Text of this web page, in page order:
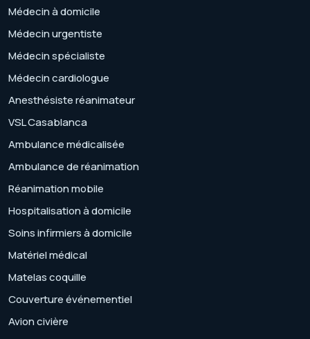
Médecin à domicile
Médecin urgentiste
Médecin spécialiste
Médecin cardiologue
Anesthésiste réanimateur
VSL Casablanca
Ambulance médicalisée
Ambulance de réanimation
Réanimation mobile
Hospitalisation à domicile
Soins infirmiers à domicile
Matériel médical
Matelas coquille
Couverture événementiel
Avion civière